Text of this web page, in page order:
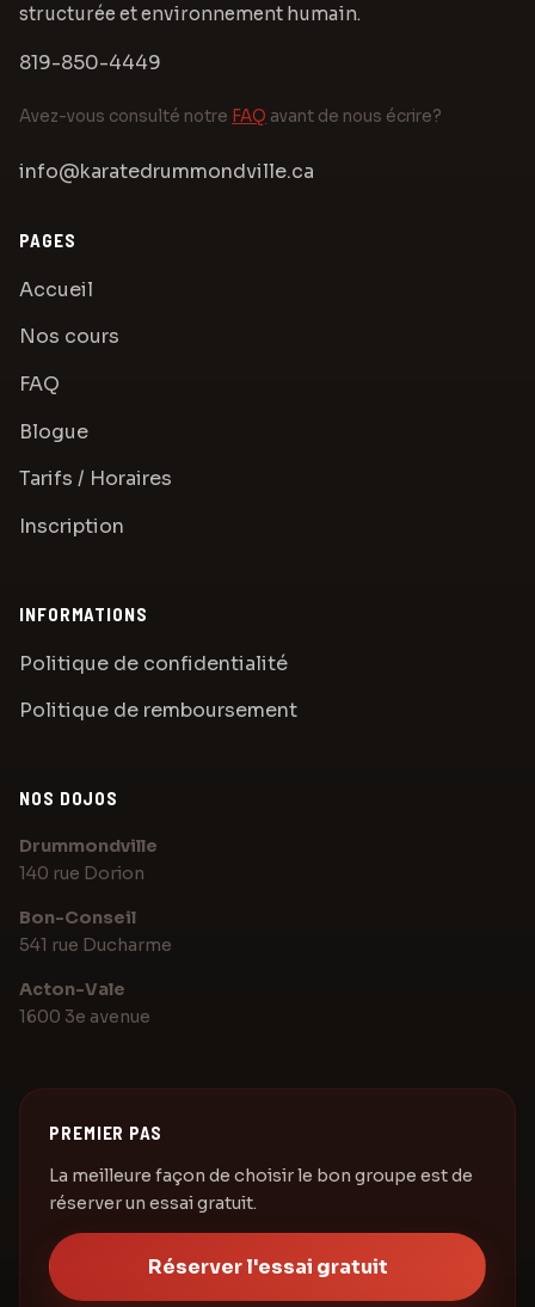
structurée et environnement humain.
819-850-4449
Avez-vous consulté notre FAQ avant de nous écrire?
info@karatedrummondville.ca
PAGES
Accueil
Nos cours
FAQ
Blogue
Tarifs / Horaires
Inscription
INFORMATIONS
Politique de confidentialité
Politique de remboursement
NOS DOJOS
Drummondville
140 rue Dorion
Bon-Conseil
541 rue Ducharme
Acton-Vale
1600 3e avenue
PREMIER PAS
La meilleure façon de choisir le bon groupe est de
réserver un essai gratuit.
Réserver l'essai gratuit
Assistant Karaté Elite
Karaté Elite Drummondville.